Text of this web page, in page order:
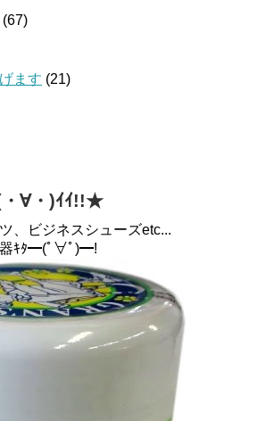
(67)
ます (21)
∀・)ｲｲ!!★
、ビジネスシューズetc...
器ｷﾀ━(ﾟ∀ﾟ)━!